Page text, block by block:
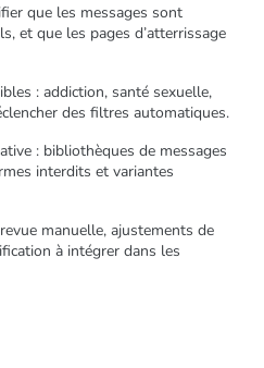
que les messages sont
et que les pages d’atterrissage
: addiction, santé sexuelle,
des filtres automatiques.
: bibliothèques de messages
interdits et variantes
manuelle, ajustements de
à intégrer dans les